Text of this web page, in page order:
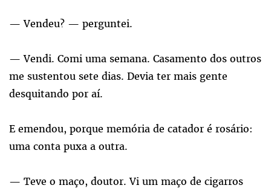
— Vendeu? — perguntei.
— Vendi. Comi uma semana. Casamento dos outros
me sustentou sete dias. Devia ter mais gente
desquitando por aí.
E emendou, porque memória de catador é rosário:
uma conta puxa a outra.
— Teve o maço, doutor. Vi um maço de cigarros